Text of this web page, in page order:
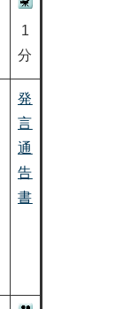
1
分
発
言
通
告
書